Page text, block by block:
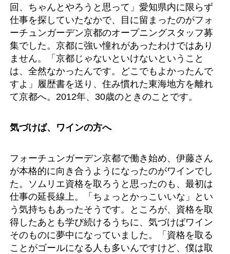
回、ちゃんとやろうと思って」愛知県内に限らず
仕事を探していたなかで、目に留まったのがフォ
ーチュンガーデン京都のオープニングスタッフ募
集でした。京都に強い憧れがあったわけではあり
ません。「京都じゃないといけないということ
は、全然なかったんです。どこでもよかったんで
すよ」履歴書を送り、住み慣れた東海地方を離れ
て京都へ。2012年、30歳のときのことです。
気づけば、ワインの方へ
フォーチュンガーデン京都で働き始め、伊藤さん
が本格的に向き合うようになったのがワインでし
た。ソムリエ資格を取ろうと思ったのも、最初は
仕事の延長線上。「ちょっとかっこいいな」とい
う気持ちもあったそうです。ところが、資格を取
得したあとも学び続けるうちに、気づけばワイン
そのものに夢中になっていました。「資格を取る
ことがゴールになる人も多いんですけど、僕は取